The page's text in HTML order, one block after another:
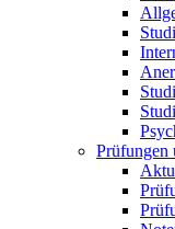
Prüfungen